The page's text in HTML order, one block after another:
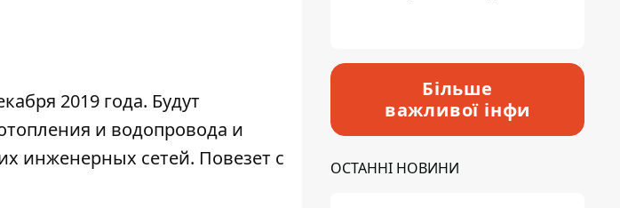
2019 года. Будут
и водопровода и
инженерных сетей. Повезет с
Більше
важливої інфи
ОСТАННІ НОВИНИ